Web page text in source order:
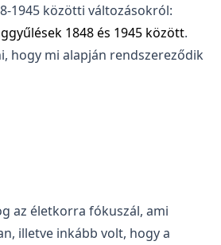
1945 közötti változásokról:
1848 és 1945 között.
hogy mi alapján rendszereződik
az életkorra fókuszál, ami
illetve inkább volt, hogy a